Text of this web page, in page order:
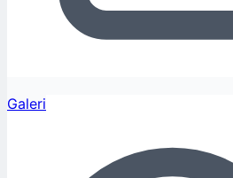
Galeri